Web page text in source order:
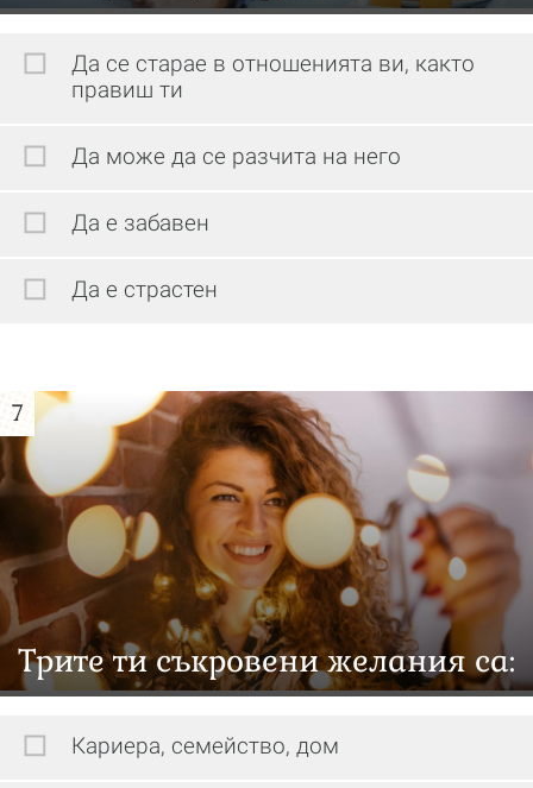
Да се старае в отношенията ви, както
правиш ти
Да може да се разчита на него
Да е забавен
Да е страстен
7
Трите ти съкровени желания са:
Кариера, семейство, дом